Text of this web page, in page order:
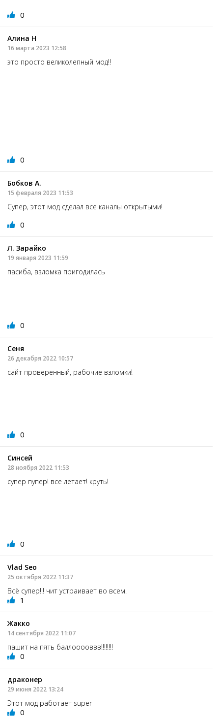
0
Алина Н
16 марта 2023 12:58
это просто великолепный мод!!
0
Бобков А.
15 февраля 2023 11:53
Супер, этот мод сделал все каналы открытыми!
0
Л. Зарайко
19 января 2023 11:59
пасиба, взломка пригодилась
0
Сеня
26 декабря 2022 10:57
сайт проверенный, рабочие взломки!
0
Синсей
28 ноября 2022 11:53
супер пупер! все летает! круть!
0
Vlad Seо
25 октября 2022 11:37
Всё супер!!! чит устраивает во всем.
1
Жакко
14 сентября 2022 11:07
пашит на пять баллооооввв!!!!!!!!
0
драконер
29 июня 2022 13:24
Этот мод работает super
0